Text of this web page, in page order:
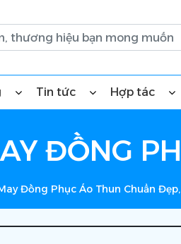
Tin tức Hợp tác
ĐỒNG
Đồng Phục Áo Thun Chuẩn